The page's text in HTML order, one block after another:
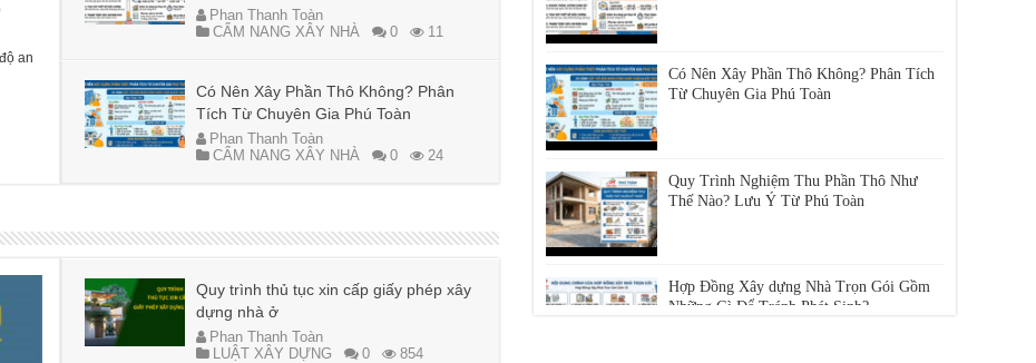
an
Phan Thanh Toàn
CẨM NANG XÂY NHÀ
0 11
Có Nên Xây Phần Thô Không? Phân
Tích Từ Chuyên Gia Phú Toàn
Phan Thanh Toàn
CẨM NANG XÂY NHÀ
0 24
Quy trình thủ tục xin cấp giấy phép xây
dựng nhà ở
Phan Thanh Toàn
LUẬT XÂY DỰNG
0 854
Từ Chuyên Gia Phú Toàn
Thế Nào? Lưu Ý Từ Phú Toàn
Những Gì Để Tránh Phát Sinh?